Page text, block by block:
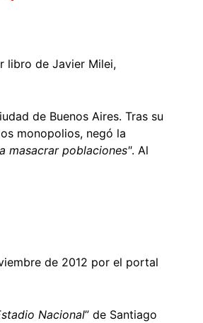
libro de Javier Milei,
de Buenos Aires. Tras su
monopolios, negó la
masacrar poblaciones". Al
de 2012 por el portal
Nacional” de Santiago